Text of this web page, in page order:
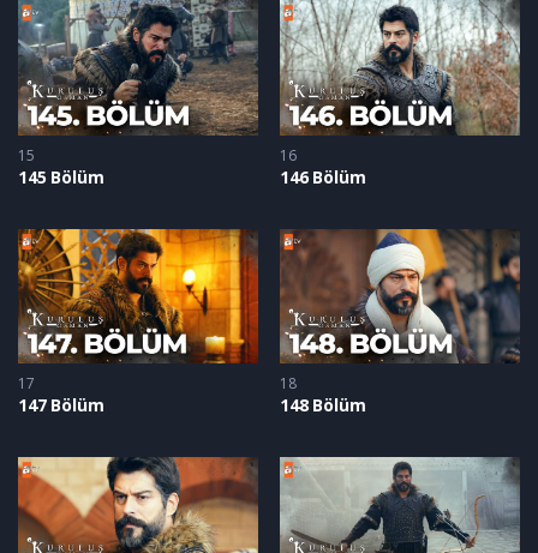
15
145 Bölüm
16
146 Bölüm
17
147 Bölüm
18
148 Bölüm